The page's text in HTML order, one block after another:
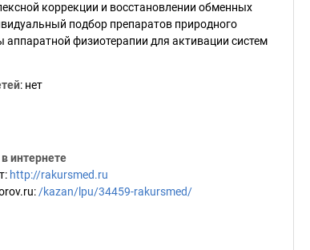
коррекции и восстановлении обменных
подбор препаратов природного
физиотерапии для активации систем
: нет
интернете
: http://rakursmed.ru
: /kazan/lpu/34459-rakursmed/